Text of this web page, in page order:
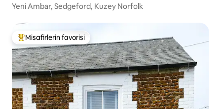
Yeni Ambar, Sedgeford, Kuzey Norfolk
Misafirlerin favorilerinden en beğenilenler arasında
Misafirlerin favorisi